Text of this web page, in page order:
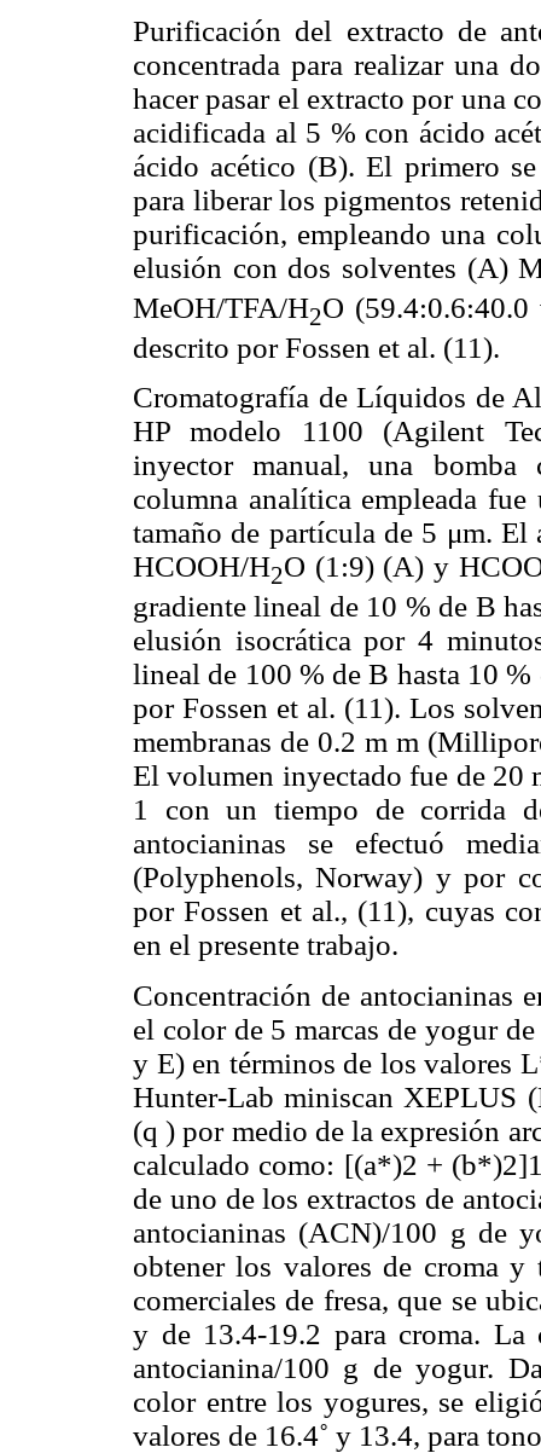
Purificación del extracto de
concentrada para realizar una
hacer pasar el extracto por una
acidificada al 5 % con ácido
ácido acético (B). El primero
para liberar los pigmentos
purificación, empleando una
elusión con dos solventes (A)
MeOH/TFA/H2O
descrito por Fossen et al. (11).
Cromatografía de Líquidos de
HP modelo 1100 (Agilent
inyector manual, una
columna analítica empleada
tamaño de partícula de 5 μm. El
HCOOH/H2O (1:9) (A) y
gradiente lineal de 10 % de B
elusión isocrática por 4
lineal de 100 % de B hasta 10
por Fossen et al. (11). Los
membranas de 0.2 m m
El volumen inyectado fue de
1 con un tiempo de corrida
antocianinas se efectuó
(Polyphenols, Norway) y por
por Fossen et al., (11), cuyas
en el presente trabajo.
Concentración de antocianinas
el color de 5 marcas de yogur
y E) en términos de los valores
Hunter-Lab miniscan XEPLUS
(q ) por medio de la expresión
calculado como: [(a*)2 +
de uno de los extractos de
antocianinas (ACN)/100 g de
obtener los valores de croma
comerciales de fresa, que se
y de 13.4-19.2 para croma. La
antocianina/100 g de yogur.
color entre los yogures, se
valores de 16.4˚ y 13.4, para